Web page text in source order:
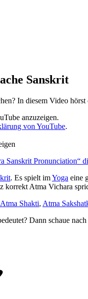
Sanskrit
In diesem Video
anzuzeigen.
von YouTube.
Sanskrit Pronunciation“
. Es spielt imYoga eine
korrekt Atma Vichara
Atma Shakti, Atma
Dann schaue